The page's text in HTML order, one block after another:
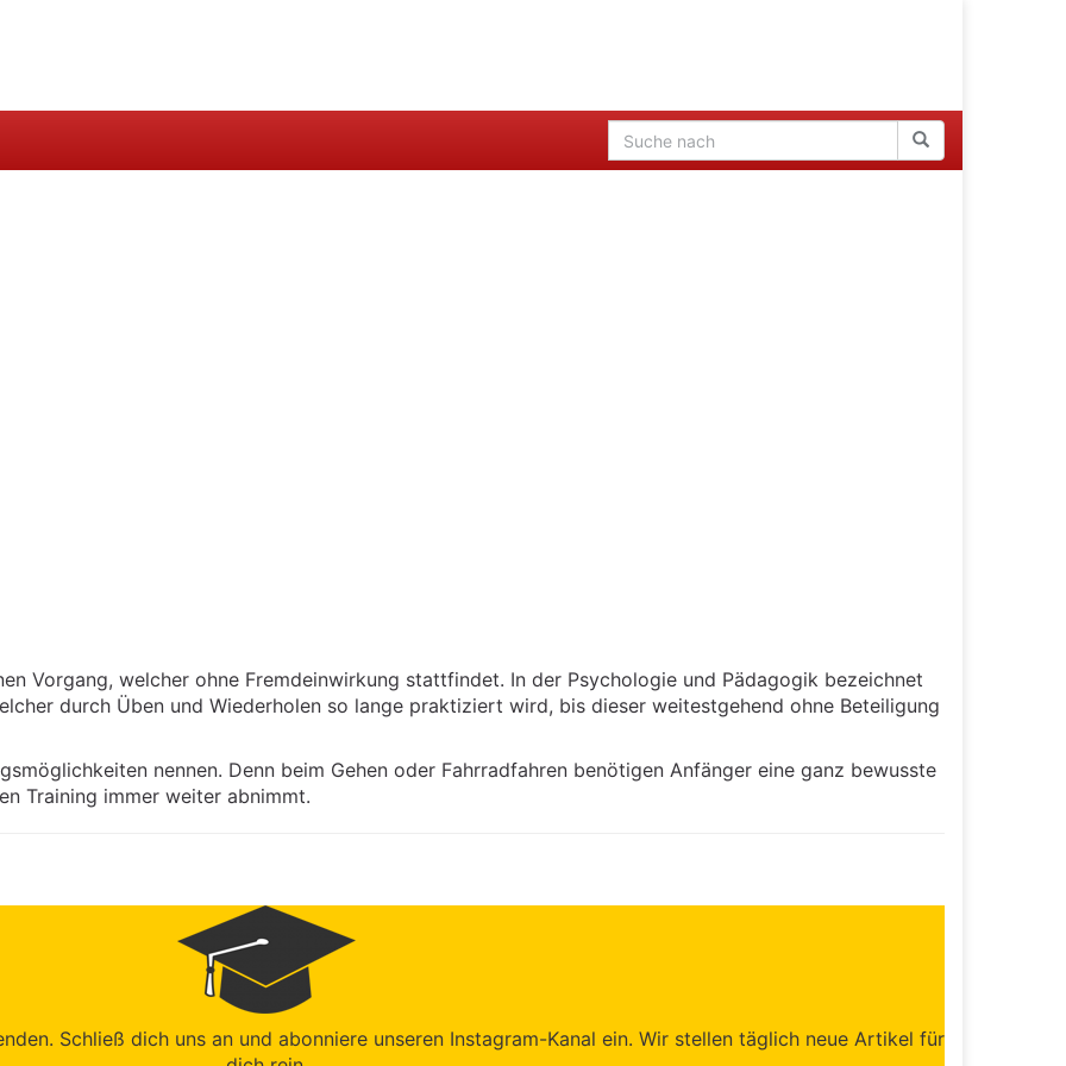
Vorgang, welcher ohne Fremdeinwirkung stattfindet. In der Psychologie und Pädagogik bezeichnet
durch Üben und Wiederholen so lange praktiziert wird, bis dieser weitestgehend ohne Beteiligung
nennen. Denn beim Gehen oder Fahrradfahren benötigen Anfänger eine ganz bewusste
Training immer weiter abnimmt.
Schließ dich uns an und abonniere unseren Instagram-Kanal ein. Wir stellen täglich neue Artikel für